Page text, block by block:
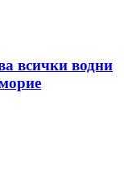
всички водни